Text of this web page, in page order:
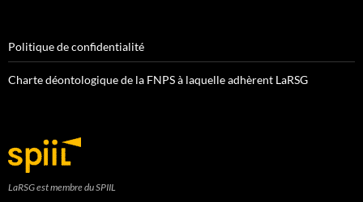
Politique de confidentialité
Charte déontologique de la FNPS à laquelle adhèrent LaRSG
LaRSG est membre du SPIIL